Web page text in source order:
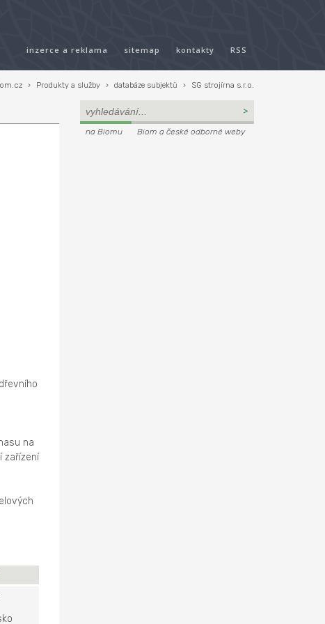
inzerce a reklama sitemap kontakty RSS
› Produkty a služby › databáze subjektů › SG strojírna s.r.o.
na
zařízení
na Biomu Biom a české odborné weby